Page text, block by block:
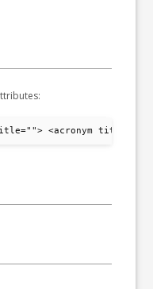
<acronym title="">